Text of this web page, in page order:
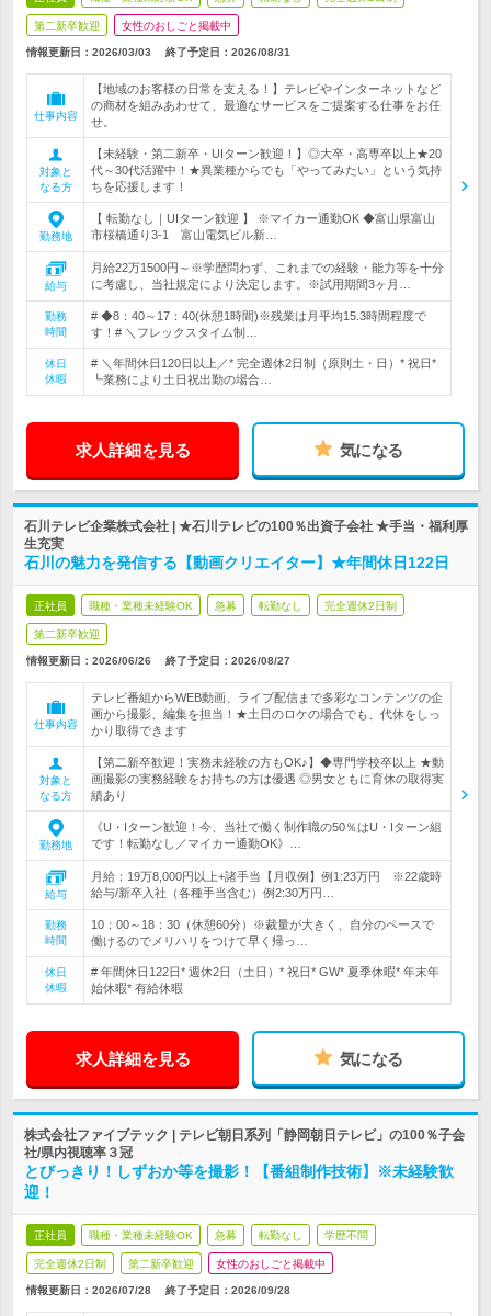
第二新卒歓迎 女性のおしごと掲載中
情報更新日：2026/03/03 終了予定日： 2026/08/31
仕事内容
【地域のお客様の日常を支える！】テレビやインターネットなど
の商材を組みあわせて、最適なサービスをご提案する仕事をお任
せ。
対象と
なる方
【未経験・第二新卒・UIターン歓迎！】◎大卒・高専卒以上★20
代～30代活躍中！★異業種からでも「やってみたい」という気持
ちを応援します！
勤務地
【 転勤なし｜UIターン歓迎 】 ※マイカー通勤OK ◆富山県富山
市桜橋通り3-1 富山電気ビル新…
給与
月給22万1500円～※学歴問わず、これまでの経験・能力等を十分
に考慮し、当社規定により決定します。※試用期間3ヶ月…
勤務
時間
# ◆8：40～17：40(休憩1時間)※残業は月平均15.3時間程度で
す！# ＼フレックスタイム制…
休日
休暇
# ＼年間休日120日以上／* 完全週休2日制（原則土・日）* 祝日*
┗業務により土日祝出勤の場合…
求人詳細を見る 気になる
石川テレビ企業株式会社 | ★石川テレビの100％出資子会社 ★手当・福利厚
生充実
石川の魅力を発信する【動画クリエイター】★年間休日122日
正社員 職種・業種未経験OK 急募 転勤なし 完全週休2日制
第二新卒歓迎
情報更新日：2026/06/26 終了予定日： 2026/08/27
仕事内容
テレビ番組からWEB動画、ライブ配信まで多彩なコンテンツの企
画から撮影、編集を担当！★土日のロケの場合でも、代休をしっ
かり取得できます
対象と
なる方
【第二新卒歓迎！実務未経験の方もOK♪】◆専門学校卒以上 ★動
画撮影の実務経験をお持ちの方は優遇 ◎男女ともに育休の取得実
績あり
勤務地
《U・Iターン歓迎！今、当社で働く制作職の50％はU・Iターン組
です！転勤なし／マイカー通勤OK》…
給与
月給：19万8,000円以上+諸手当【月収例】例1:23万円 ※22歳時
給与/新卒入社（各種手当含む）例2:30万円…
勤務
時間
10：00～18：30（休憩60分）※裁量が大きく、自分のペースで
働けるのでメリハリをつけて早く帰っ…
休日
休暇
# 年間休日122日* 週休2日（土日）* 祝日* GW* 夏季休暇* 年末年
始休暇* 有給休暇
求人詳細を見る 気になる
株式会社ファイブテック | テレビ朝日系列「静岡朝日テレビ」の100％子会
社/県内視聴率３冠
とびっきり！しずおか等を撮影！【番組制作技術】※未経験歓
迎！
正社員 職種・業種未経験OK 急募 転勤なし 学歴不問
完全週休2日制 第二新卒歓迎 女性のおしごと掲載中
情報更新日：2026/07/28 終了予定日： 2026/09/28